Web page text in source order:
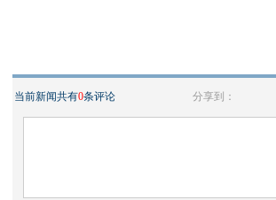
当前新闻共有0条评论 分享到：